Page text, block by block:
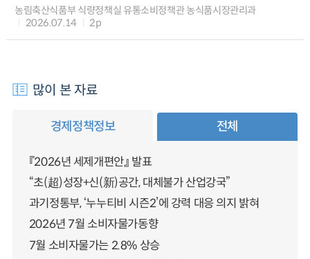
농림축산식품부 식량정책실 유통소비정책관 농식품시장관리과
2026.07.14
2p
많이 본 자료
경제정책정보 전체
『2026년 세제개편안』 발표
“초(超)성장+신(新)공간, 대체불가 산업강국”
과기정통부, ‘누누티비 시즌2’에 강력 대응 의지 밝혀
2026년 7월 소비자물가동향
7월 소비자물가는 2.8% 상승